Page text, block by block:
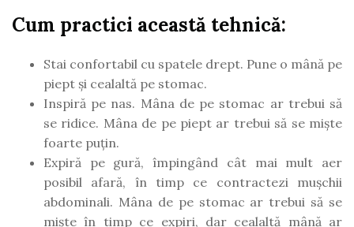
Cum practici această tehnică:
Stai confortabil cu spatele drept. Pune o mână pe
piept și cealaltă pe stomac.
Inspiră pe nas. Mâna de pe stomac ar trebui să
se ridice. Mâna de pe piept ar trebui să se miște
foarte puțin.
Expiră pe gură, împingând cât mai mult aer
posibil afară, în timp ce contractezi mușchii
abdominali. Mâna de pe stomac ar trebui să se
miște în timp ce expiri, dar cealaltă mână ar